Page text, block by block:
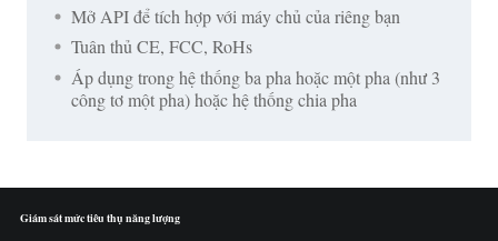
Mở API để tích hợp với máy chủ của riêng bạn
Tuân thủ CE, FCC, RoHs
Áp dụng trong hệ thống ba pha hoặc một pha (như 3
công tơ một pha) hoặc hệ thống chia pha
Giám sát mức tiêu thụ năng lượng